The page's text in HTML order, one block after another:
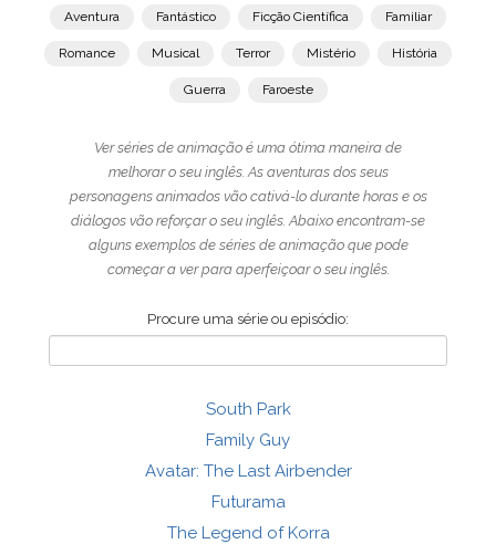
Aventura Fantástico Ficção Científica Familiar
Romance Musical Terror Mistério História
Guerra Faroeste
Ver séries de animação é uma ótima maneira de
melhorar o seu inglês. As aventuras dos seus
personagens animados vão cativá-lo durante horas e os
diálogos vão reforçar o seu inglês. Abaixo encontram-se
alguns exemplos de séries de animação que pode
começar a ver para aperfeiçoar o seu inglês.
Procure uma série ou episódio:
South Park
Family Guy
Avatar: The Last Airbender
Futurama
The Legend of Korra